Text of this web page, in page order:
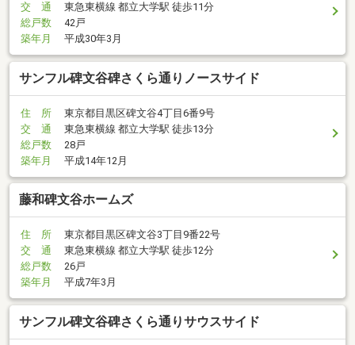
交 通
東急東横線 都立大学駅 徒歩11分
総戸数
42戸
築年月
平成30年3月
サンフル碑文谷碑さくら通りノースサイド
住 所
東京都目黒区碑文谷4丁目6番9号
交 通
東急東横線 都立大学駅 徒歩13分
総戸数
28戸
築年月
平成14年12月
藤和碑文谷ホームズ
住 所
東京都目黒区碑文谷3丁目9番22号
交 通
東急東横線 都立大学駅 徒歩12分
総戸数
26戸
築年月
平成7年3月
サンフル碑文谷碑さくら通りサウスサイド